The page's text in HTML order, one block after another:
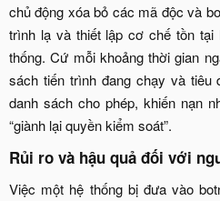
chủ động xóa bỏ các mã độc và
trình lạ và thiết lập cơ chế tồn tại
thống. Cứ mỗi khoảng thời gian
sách tiến trình đang chạy và tiêu
danh sách cho phép, khiến nạn
“giành lại quyền kiểm soát”.​
Rủi ro và hậu quả đối với
Việc một hệ thống bị đưa vào